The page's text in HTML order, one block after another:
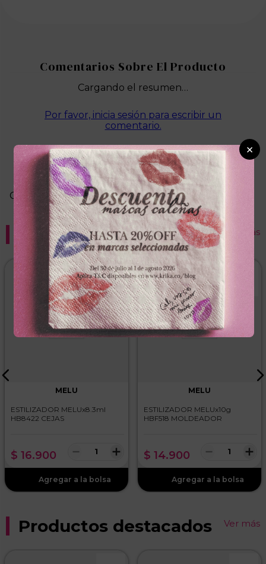
Cargando el resumen…
Por favor, inicia sesión para escribir un
comentario.
Más reciente
Cargando comentarios…
Recomendados para ti Ver más
MELU
ESTILIZADOR MELUx8.3ml
HB8422 CEJAS
$ 16.900 ＋
－
MELU
ESTILIZADOR MELUx10g
HBF518 MOLDEADOR
$ 14.900 ＋
－
Productos destacados Ver más
×